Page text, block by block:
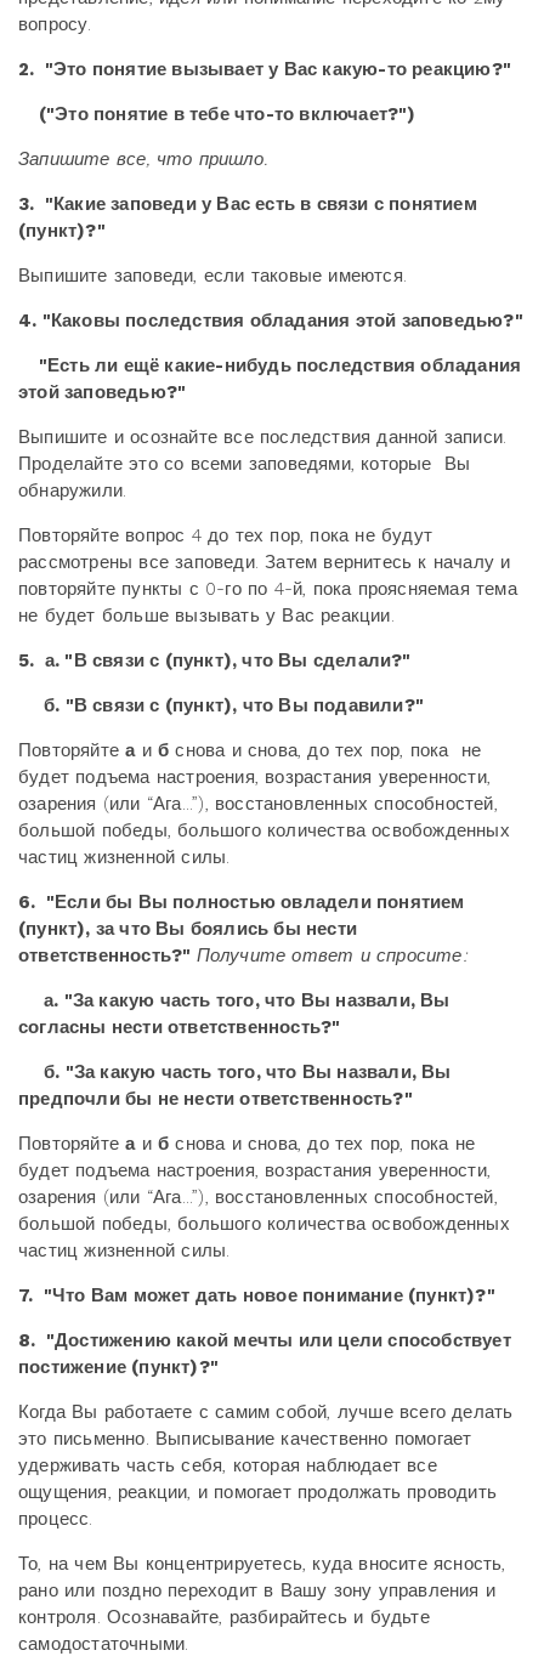
вопросу.
2. "Это понятие вызывает у Вас какую-то реакцию?"
("Это понятие в тебе что-то включает?")
Запишите все, что пришло.
3. "Какие заповеди у Вас есть в связи с понятием
(пункт)?"
Выпишите заповеди, если таковые имеются.
4. "Каковы последствия обладания этой заповедью?"
"Есть ли ещё какие-нибудь последствия обладания
этой заповедью?"
Выпишите и осознайте все последствия данной записи.
Проделайте это со всеми заповедями, которые Вы
обнаружили.
Повторяйте вопрос 4 до тех пор, пока не будут
рассмотрены все заповеди. Затем вернитесь к началу и
повторяйте пункты с 0-го по 4-й, пока проясняемая тема
не будет больше вызывать у Вас реакции.
5. а. "В связи с (пункт), что Вы сделали?"
б. "В связи с (пункт), что Вы подавили?"
Повторяйтеаиб снова и снова, до тех пор, пока не
будет подъема настроения, возрастания уверенности,
озарения (или “Ага...”), восстановленных способностей,
большой победы, большого количества освобожденных
частиц жизненной силы.
6. "Если бы Вы полностью овладели понятием
(пункт), за что Вы боялись бы нести
ответственность?" Получите ответ и спросите:
а. "За какую часть того, что Вы назвали, Вы
согласны нести ответственность?"
б. "За какую часть того, что Вы назвали, Вы
предпочли бы не нести ответственность?"
Повторяйтеаиб снова и снова, до тех пор, пока не
будет подъема настроения, возрастания уверенности,
озарения (или “Ага...”), восстановленных способностей,
большой победы, большого количества освобожденных
частиц жизненной силы.
7. "Что Вам может дать новое понимание (пункт)?"
8. "Достижению какой мечты или цели способствует
постижение (пункт)?"
Когда Вы работаете с самим собой, лучше всего делать
это письменно. Выписывание качественно помогает
удерживать часть себя, которая наблюдает все
ощущения, реакции, и помогает продолжать проводить
процесс.
То, на чем Вы концентрируетесь, куда вносите ясность,
рано или поздно переходит в Вашу зону управления и
контроля. Осознавайте, разбирайтесь и будьте
самодостаточными.